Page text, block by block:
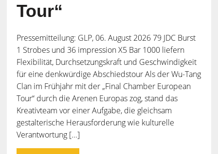
Tour“
Pressemitteilung: GLP, 06. August 2026 79 JDC Burst
1 Strobes und 36 impression X5 Bar 1000 liefern
Flexibilität, Durchsetzungskraft und Geschwindigkeit
für eine denkwürdige Abschiedstour Als der Wu-Tang
Clan im Frühjahr mit der „Final Chamber European
Tour“ durch die Arenen Europas zog, stand das
Kreativteam vor einer Aufgabe, die gleichsam
gestalterische Herausforderung wie kulturelle
Verantwortung [...]